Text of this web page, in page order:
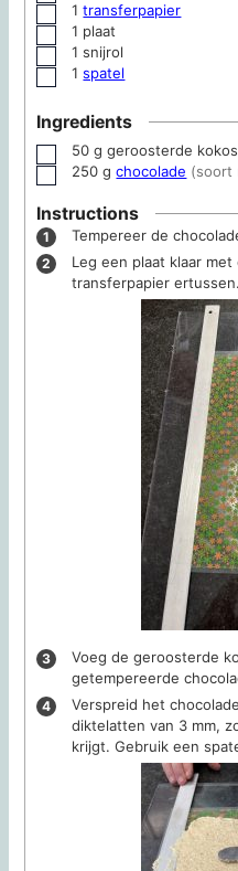
▢
1transferpapier
▢
1 plaat
▢
1 snijrol
▢
1spatel
Ingredients
▢
50 g geroosterde
▢
250 g chocolade (soort
Instructions
Tempereer de
Leg een plaat klaar
transferpapier ertussen.
Voeg de geroosterde
getempereerde
Verspreid het
diktelatten van 3 mm,
krijgt. Gebruik een